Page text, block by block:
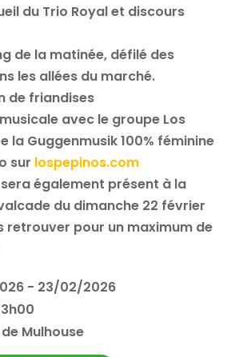
du Trio Royal et discours
de la matinée, défilé des
les allées du marché.
de friandises
avec le groupe Los
la Guggenmusik 100% féminine
sur lospepinos.com
également présent à la
du dimanche 22 février
retrouver pour un maximum de
- 23/02/2026
Mulhouse